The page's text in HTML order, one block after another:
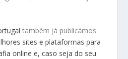
também já publicámos
sites e plataformas para
online e, caso seja do seu